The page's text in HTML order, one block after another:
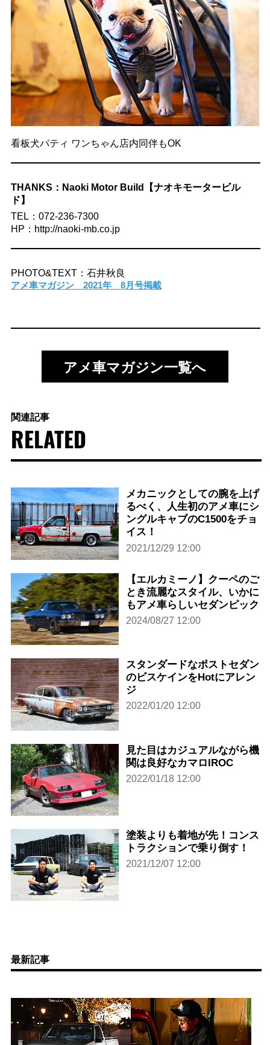
看板犬パティ ワンちゃん店内同伴もOK
THANKS：Naoki Motor Build【ナオキモータービル
ド】
TEL：072-236-7300
HP：http://naoki-mb.co.jp
PHOTO&TEXT：石井秋良
アメ車マガジン 2021年 8月号掲載
アメ車マガジン一覧へ
関連記事
RELATED
メカニックとしての腕を上げ
るべく、人生初のアメ車にシ
ングルキャブのC1500をチョ
イス！
2021/12/29 12:00
【エルカミーノ】クーペのご
とき流麗なスタイル、いかに
もアメ車らしいセダンピック
2024/08/27 12:00
スタンダードなポストセダン
のビスケインをHotにアレン
ジ
2022/01/20 12:00
見た目はカジュアルながら機
関は良好なカマロIROC
2022/01/18 12:00
塗装よりも着地が先！コンス
トラクションで乗り倒す！
2021/12/07 12:00
最新記事